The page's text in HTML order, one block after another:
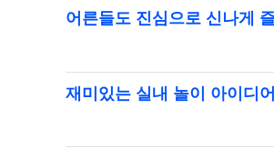
어른들도 진심으로 신나게
재미있는 실내 놀이 아이디